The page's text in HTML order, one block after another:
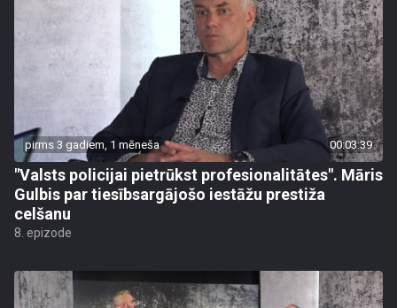
pirms 3 gadiem, 1 mēneša 00:03:39
"Valsts policijai pietrūkst profesionalitātes". Māris
Gulbis par tiesībsargājošo iestāžu prestiža
celšanu
8. epizode